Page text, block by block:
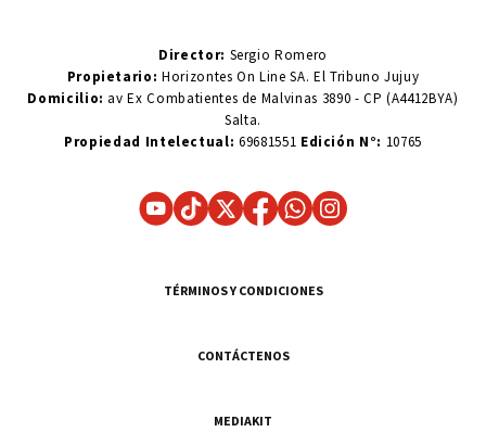
Director: Sergio Romero
Propietario:Horizontes On Line SA. El Tribuno Jujuy
Domicilio: av Ex Combatientes de Malvinas 3890 - CP (A4412BYA)
Salta.
Propiedad Intelectual: 69681551 Edición N°: 10765
TÉRMINOS Y CONDICIONES
CONTÁCTENOS
MEDIAKIT